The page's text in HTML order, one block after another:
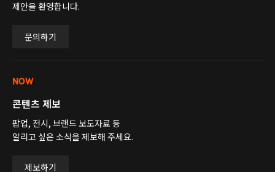
제안을 환영합니다.
문의하기
NOW
콘텐츠 제보
팝업, 전시, 브랜드 보도자료 등
알리고 싶은 소식을 제보해 주세요.
제보하기